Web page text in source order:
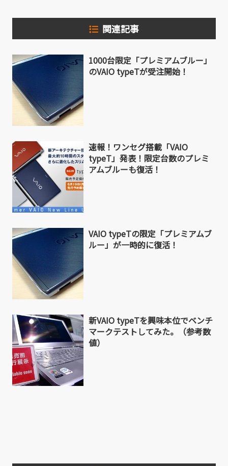
関連記事
1000台限定「プレミアムブルー」
のVAIO typeTが受注開始！
速報！ワンセグ搭載「VAIO
typeT」発表！限定台数のプレミ
アムブルーも復活！
VAIO typeTの限定「プレミアムブ
ルー」が一時的に復活！
新VAIO typeTを興味本位でベンチ
マークテストしてみた。（参考数
値）